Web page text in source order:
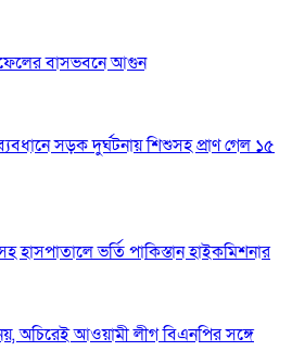
বাসভবনে আগুন
সড়ক দুর্ঘটনায় শিশুসহ প্রাণ গেল ১৫
হাসপাতালে ভর্তি পাকিস্তান হাইকমিশনার
অচিরেই আওয়ামী লীগ বিএনপির সঙ্গে